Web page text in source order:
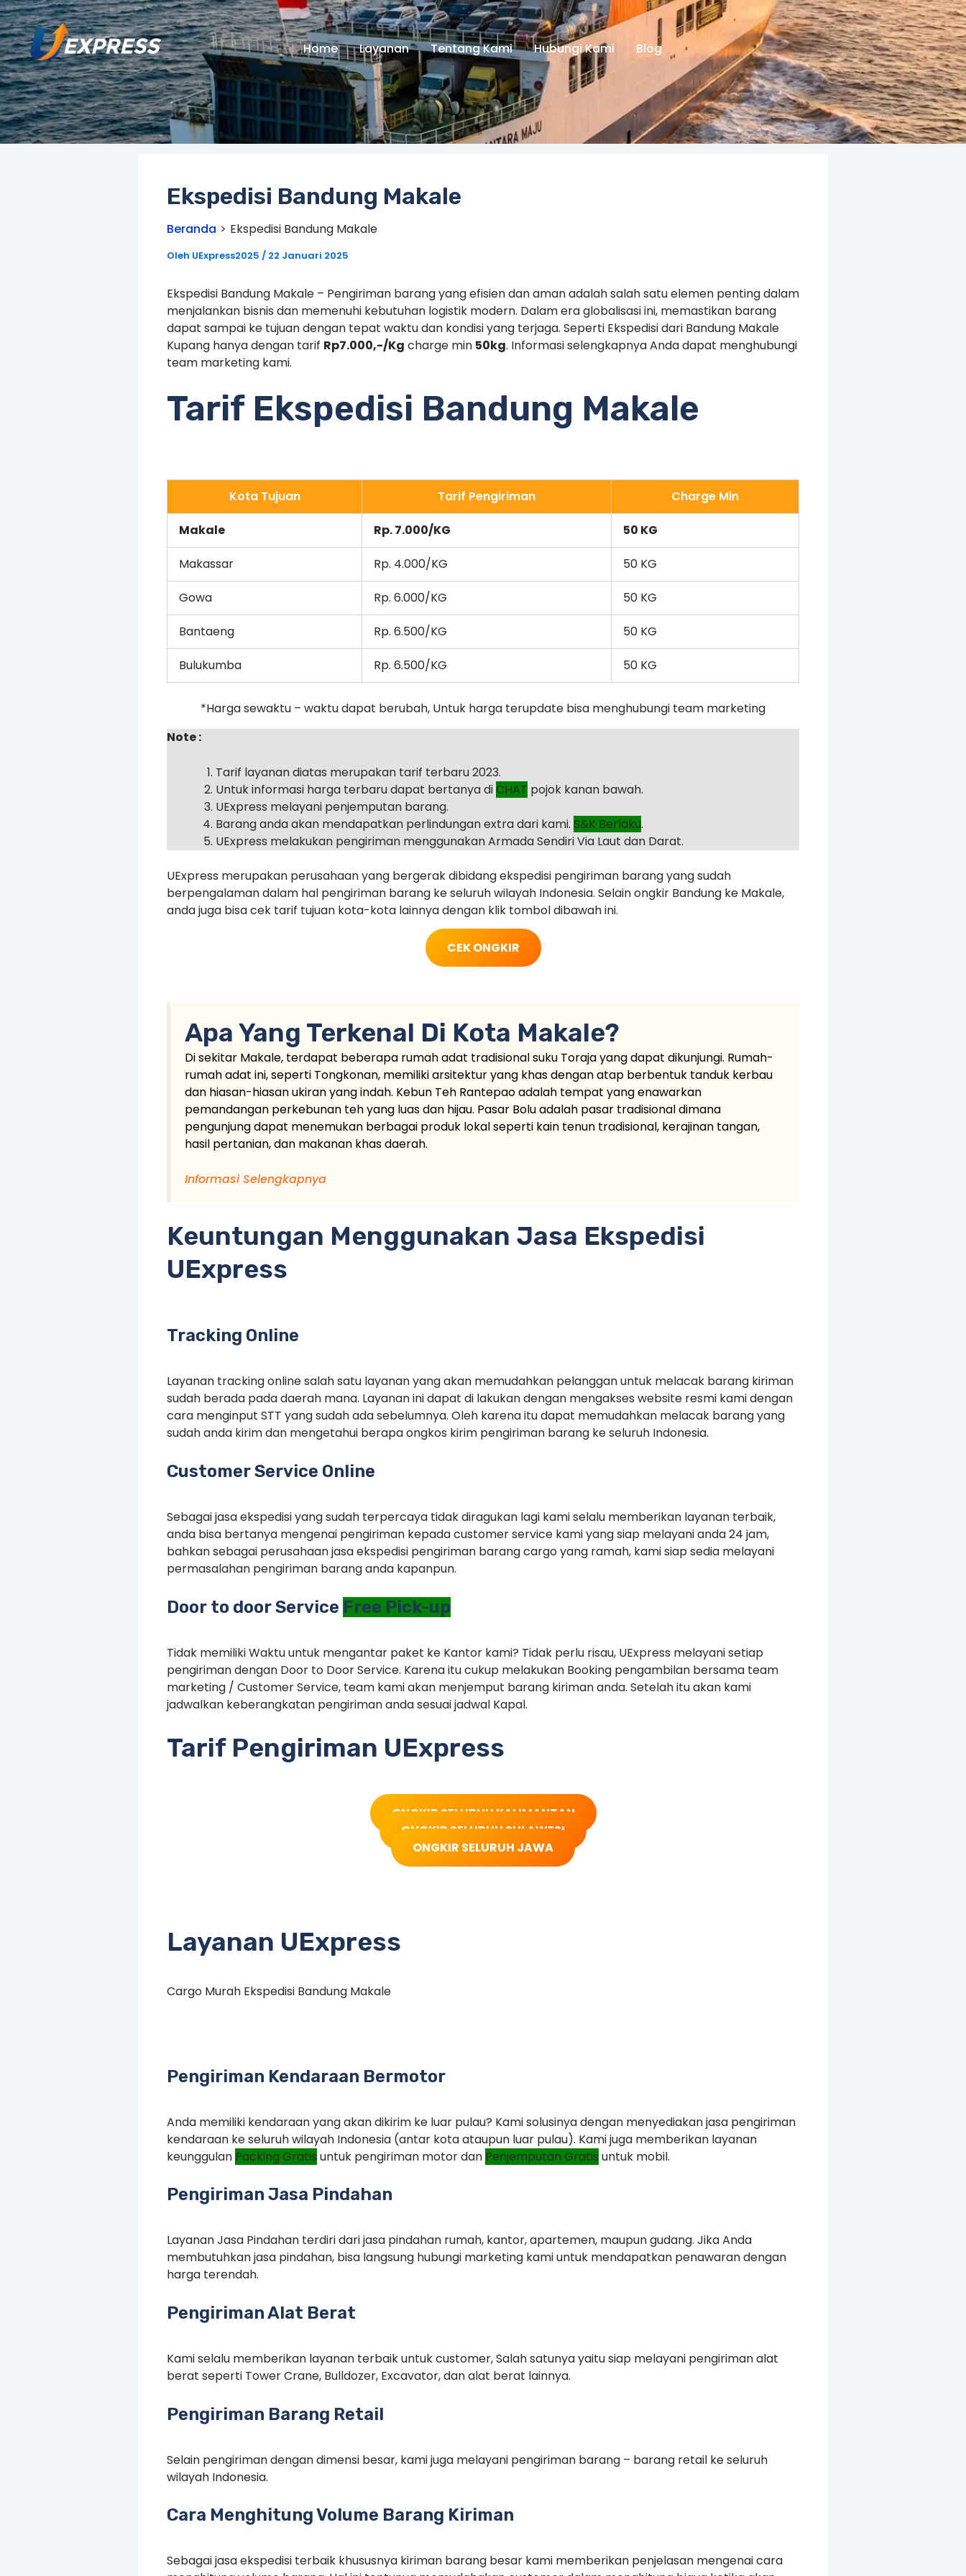
Lewati
ke
konten
Home Layanan Tentang Kami Hubungi Kami Blog
Ekspedisi Bandung Makale
Beranda Ekspedisi Bandung Makale
Oleh UExpress2025 / 22 Januari 2025
Ekspedisi Bandung Makale – Pengiriman barang yang efisien dan aman adalah salah satu elemen penting dalam
menjalankan bisnis dan memenuhi kebutuhan logistik modern. Dalam era globalisasi ini, memastikan barang
dapat sampai ke tujuan dengan tepat waktu dan kondisi yang terjaga. Seperti Ekspedisi dari Bandung Makale
Kupang hanya dengan tarif Rp7.000,-/Kg charge min 50kg. Informasi selengkapnya Anda dapat menghubungi
team marketing kami.
Tarif Ekspedisi Bandung Makale
Kota Tujuan Tarif Pengiriman Charge Min
Makale Rp. 7.000/KG 50 KG
Makassar Rp. 4.000/KG 50 KG
Gowa Rp. 6.000/KG 50 KG
Bantaeng Rp. 6.500/KG 50 KG
Bulukumba Rp. 6.500/KG 50 KG
*Harga sewaktu – waktu dapat berubah, Untuk harga terupdate bisa menghubungi team marketing
Note :
Tarif layanan diatas merupakan tarif terbaru 2023.
Untuk informasi harga terbaru dapat bertanya diCHAT pojok kanan bawah.
UExpress melayani penjemputan barang.
Barang anda akan mendapatkan perlindungan extra dari kami. S&K Berlaku.
UExpress melakukan pengiriman menggunakan Armada Sendiri Via Laut dan Darat.
UExpress merupakan perusahaan yang bergerak dibidang ekspedisi pengiriman barang yang sudah
berpengalaman dalam hal pengiriman barang ke seluruh wilayah Indonesia. Selain ongkir Bandung ke Makale,
anda juga bisa cek tarif tujuan kota-kota lainnya dengan klik tombol dibawah ini.
CEK ONGKIR
Apa Yang Terkenal Di Kota Makale?
Di sekitar Makale, terdapat beberapa rumah adat tradisional suku Toraja yang dapat dikunjungi. Rumah-
rumah adat ini, seperti Tongkonan, memiliki arsitektur yang khas dengan atap berbentuk tanduk kerbau
dan hiasan-hiasan ukiran yang indah. Kebun Teh Rantepao adalah tempat yang enawarkan
pemandangan perkebunan teh yang luas dan hijau. Pasar Bolu adalah pasar tradisional dimana
pengunjung dapat menemukan berbagai produk lokal seperti kain tenun tradisional, kerajinan tangan,
hasil pertanian, dan makanan khas daerah.
Informasi Selengkapnya
Keuntungan Menggunakan Jasa Ekspedisi
UExpress
Tracking Online
Layanan tracking online salah satu layanan yang akan memudahkan pelanggan untuk melacak barang kiriman
sudah berada pada daerah mana. Layanan ini dapat di lakukan dengan mengakses website resmi kami dengan
cara menginput STT yang sudah ada sebelumnya. Oleh karena itu dapat memudahkan melacak barang yang
sudah anda kirim dan mengetahui berapa ongkos kirim pengiriman barang ke seluruh Indonesia.
Customer Service Online
Sebagai jasa ekspedisi yang sudah terpercaya tidak diragukan lagi kami selalu memberikan layanan terbaik,
anda bisa bertanya mengenai pengiriman kepada customer service kami yang siap melayani anda 24 jam,
bahkan sebagai perusahaan jasa ekspedisi pengiriman barang cargo yang ramah, kami siap sedia melayani
permasalahan pengiriman barang anda kapanpun.
Door to door Service Free Pick-up
Tidak memiliki Waktu untuk mengantar paket ke Kantor kami? Tidak perlu risau, UExpress melayani setiap
pengiriman dengan Door to Door Service. Karena itu cukup melakukan Booking pengambilan bersama team
marketing / Customer Service, team kami akan menjemput barang kiriman anda. Setelah itu akan kami
jadwalkan keberangkatan pengiriman anda sesuai jadwal Kapal.
Tarif Pengiriman UExpress
ONGKIR SELURUH KALIMANTAN
ONGKIR SELURUH SULAWESI
ONGKIR SELURUH JAWA
Layanan UExpress
Cargo Murah Ekspedisi Bandung Makale
Pengiriman Kendaraan Bermotor
Anda memiliki kendaraan yang akan dikirim ke luar pulau? Kami solusinya dengan menyediakan jasa pengiriman
kendaraan ke seluruh wilayah Indonesia (antar kota ataupun luar pulau). Kami juga memberikan layanan
keunggulan Packing Gratis untuk pengiriman motor dan Penjemputan Gratis untuk mobil.
Pengiriman Jasa Pindahan
Layanan Jasa Pindahan terdiri dari jasa pindahan rumah, kantor, apartemen, maupun gudang. Jika Anda
membutuhkan jasa pindahan, bisa langsung hubungi marketing kami untuk mendapatkan penawaran dengan
harga terendah.
Pengiriman Alat Berat
Kami selalu memberikan layanan terbaik untuk customer, Salah satunya yaitu siap melayani pengiriman alat
berat seperti Tower Crane, Bulldozer, Excavator, dan alat berat lainnya.
Pengiriman Barang Retail
Selain pengiriman dengan dimensi besar, kami juga melayani pengiriman barang – barang retail ke seluruh
wilayah Indonesia.
Cara Menghitung Volume Barang Kiriman
Sebagai jasa ekspedisi terbaik khususnya kiriman barang besar kami memberikan penjelasan mengenai cara